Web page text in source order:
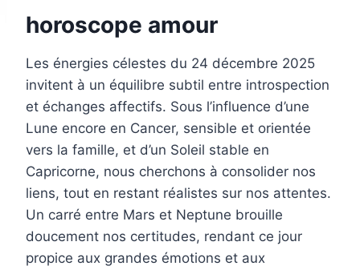
horoscope amour
Les énergies célestes du 24 décembre 2025
invitent à un équilibre subtil entre introspection
et échanges affectifs. Sous l’influence d’une
Lune encore en Cancer, sensible et orientée
vers la famille, et d’un Soleil stable en
Capricorne, nous cherchons à consolider nos
liens, tout en restant réalistes sur nos attentes.
Un carré entre Mars et Neptune brouille
doucement nos certitudes, rendant ce jour
propice aux grandes émotions et aux